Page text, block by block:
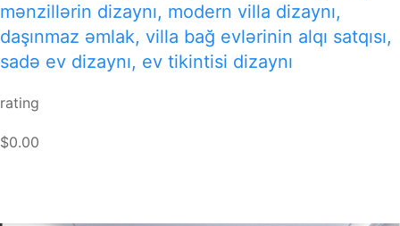
mənzillərin dizaynı, modern villa dizaynı,
daşınmaz əmlak, villa bağ evlərinin alqı satqısı,
sadə ev dizaynı, ev tikintisi dizaynı
rating
$0.00